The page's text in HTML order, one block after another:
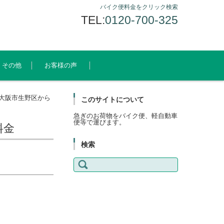
バイク便料金をクリック検索
TEL:0120-700-325
その他 お客様の声
阪市生野区から
金
このサイトについて
急ぎのお荷物をバイク便、軽自動車
便等で運びます。
検索
検
索: